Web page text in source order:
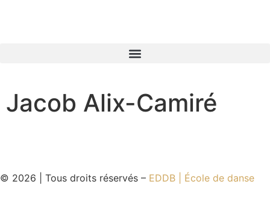
Jacob Alix-Camiré
© 2026 | Tous droits réservés – EDDB | École de danse